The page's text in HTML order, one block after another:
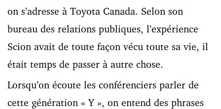
on s’adresse à Toyota Canada. Selon son
bureau des relations publiques, l’expérience
Scion avait de toute façon vécu toute sa vie, il
était temps de passer à autre chose.
Lorsqu’on écoute les conférenciers parler de
cette génération « Y », on entend des phrases